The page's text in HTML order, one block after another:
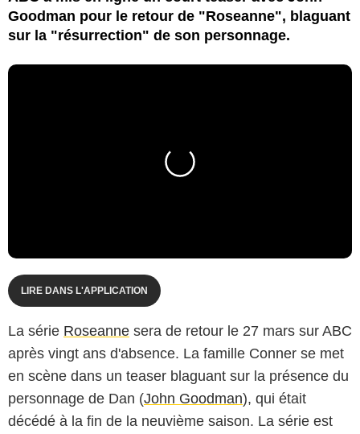
Goodman pour le retour de "Roseanne", blaguant
sur la "résurrection" de son personnage.
LIRE DANS L'APPLICATION
La série Roseanne sera de retour le 27 mars sur ABC
après vingt ans d'absence. La famille Conner se met
en scène dans un teaser blaguant sur la présence du
personnage de Dan (John Goodman), qui était
décédé à la fin de la neuvième saison. La série est